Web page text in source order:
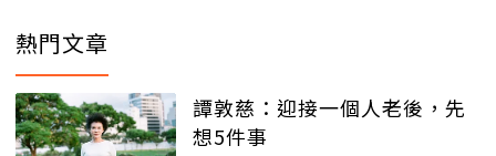
熱門文章
譚敦慈：迎接一個人老後，先
想5件事